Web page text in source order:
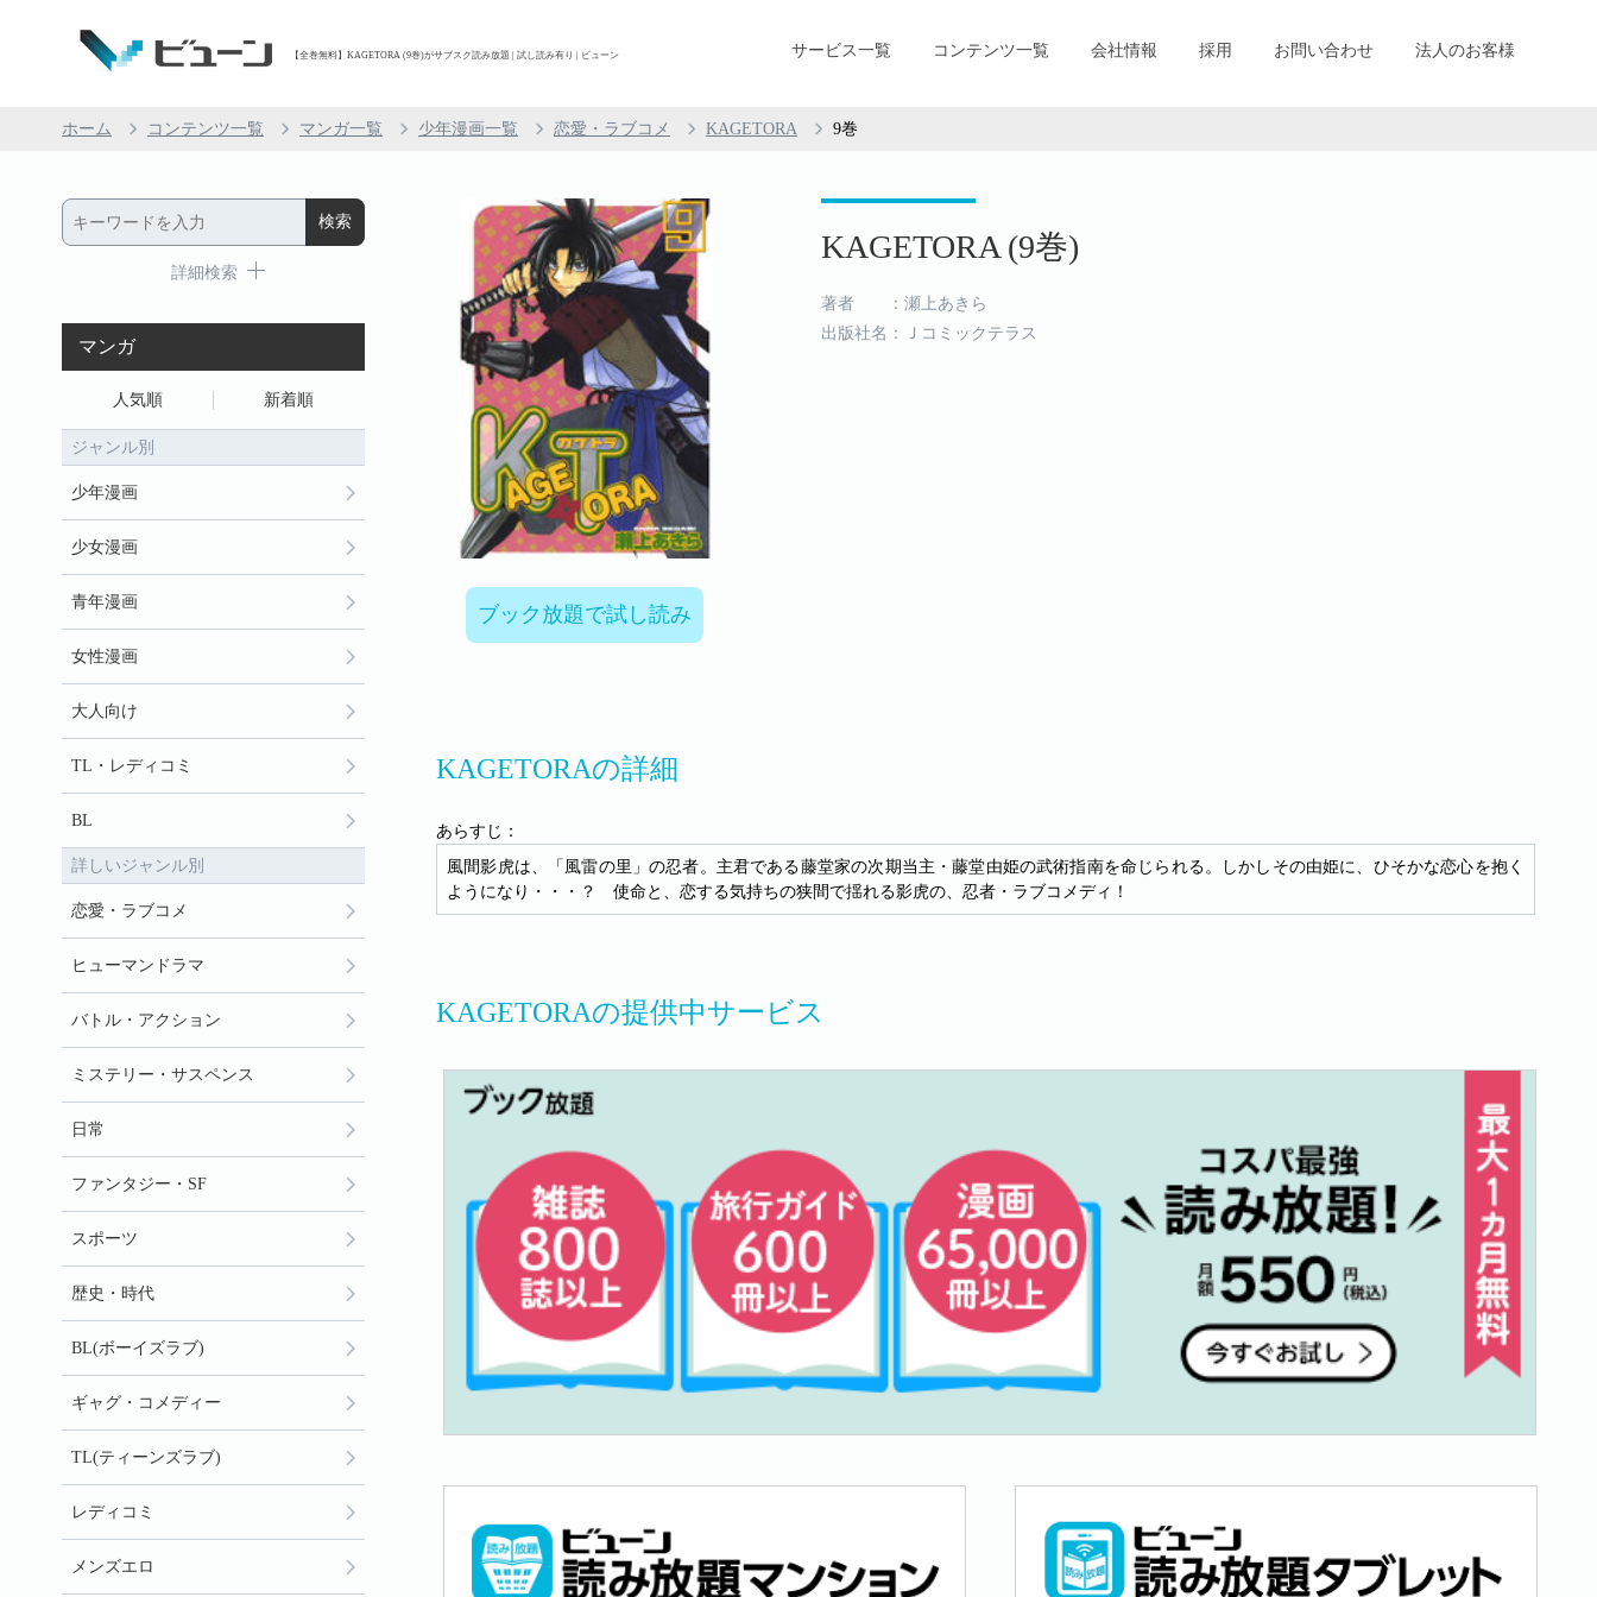
【全巻無料】KAGETORA (9巻)がサブスク読み放題 | 試し読み有り | ビューン サービス一覧 コンテンツ一覧 会社情報 採用 お問い合わせ 法人のお客様
ホーム コンテンツ一覧 マンガ一覧 少年漫画一覧 恋愛・ラブコメ KAGETORA 9巻
ブック放題で試し読み
KAGETORA (9巻)
著者 ：瀬上あきら
出版社名：Ｊコミックテラス
KAGETORAの詳細
あらすじ：
風間影虎は、「風雷の里」の忍者。主君である藤堂家の次期当主・藤堂由姫の武術指南を命じられる。しかしその由姫に、ひそかな恋心を抱く
ようになり・・・？ 使命と、恋する気持ちの狭間で揺れる影虎の、忍者・ラブコメディ！
KAGETORAの提供中サービス
詳細検索
マンガ
人気順 新着順
ジャンル別
少年漫画
少女漫画
青年漫画
女性漫画
大人向け
TL・レディコミ
BL
詳しいジャンル別
恋愛・ラブコメ
ヒューマンドラマ
バトル・アクション
ミステリー・サスペンス
日常
ファンタジー・SF
スポーツ
歴史・時代
BL(ボーイズラブ)
ギャグ・コメディー
TL(ティーンズラブ)
レディコミ
メンズエロ